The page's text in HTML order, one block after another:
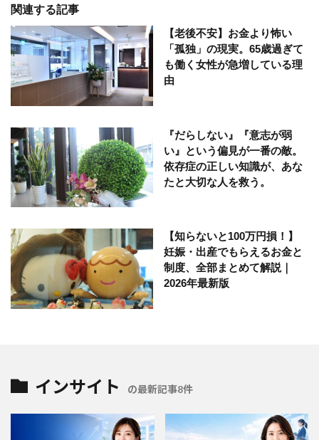
関連する記事
【老後不安】お金より怖い
「孤独」の現実。65歳過ぎて
も働く女性が急増している理
由
『だらしない』『意志が弱
い』という偏見が一番の敵。
依存症の正しい知識が、あな
たと大切な人を救う。
【知らないと100万円損！】
妊娠・出産でもらえるお金と
制度、全部まとめて解説｜
2026年最新版
インサイト の最新記事8件